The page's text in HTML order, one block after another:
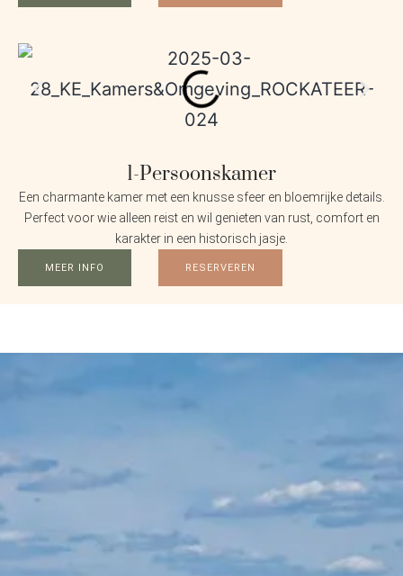
1-Persoonskamer
Een charmante kamer met een knusse sfeer en bloemrijke details.
Perfect voor wie alleen reist en wil genieten van rust, comfort en
karakter in een historisch jasje.
MEER INFO RESERVEREN